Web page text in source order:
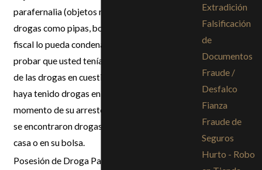
parafernalia (objetos relacionados con las
drogas como pipas, bongs, etc.). Para que el
fiscal lo pueda condenar por un delito, deberá
probar que usted tenía conocimiento y control
de las drogas en cuestión. Aun cuando usted no
haya tenido drogas en su posesión en el
momento de su arresto, lo pueden condenar si
se encontraron drogas en su automóvil, en su
casa o en su bolsa.
Posesión de Droga Para Venta
Extradición
Falsificación
de
Documentos
Fraude /
Desfalco
Fianza
Fraude de
Seguros
Hurto - Robo